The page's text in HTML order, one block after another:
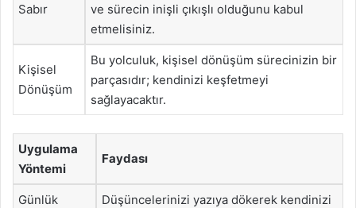
Sabır
ve sürecin inişli çıkışlı olduğunu kabul
etmelisiniz.
Kişisel
Dönüşüm
Bu yolculuk, kişisel dönüşüm sürecinizin bir
parçasıdır; kendinizi keşfetmeyi
sağlayacaktır.
Uygulama
Yöntemi
Faydası
Günlük
Düşüncelerinizi yazıya dökerek kendinizi